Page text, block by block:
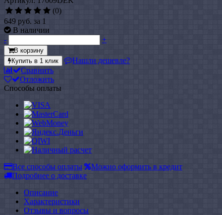
(0)
649 руб. за 1
В наличии
-
+
В корзину
Купить в 1 клик
Нашли дешевле?
Сравнить
Отложить
Способы оплаты
Все способы оплаты
Можно оформить в кредит
Подробнее о доставке
Описание
Характеристики
Отзывы и вопросы